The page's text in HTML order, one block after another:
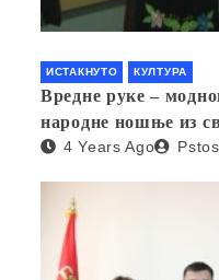
ИСТАКНУТО КУЛТУРА
Вредне руке –
народне ношње из
4 Years Ago